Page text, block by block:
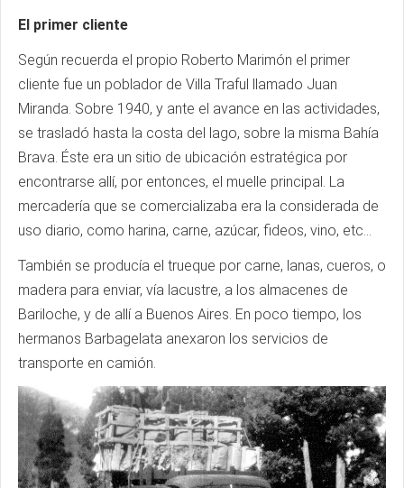
El primer cliente
Según recuerda el propio Roberto Marimón el primer
cliente fue un poblador de Villa Traful llamado Juan
Miranda. Sobre 1940, y ante el avance en las actividades,
se trasladó hasta la costa del lago, sobre la misma Bahía
Brava. Éste era un sitio de ubicación estratégica por
encontrarse allí, por entonces, el muelle principal. La
mercadería que se comercializaba era la considerada de
uso diario, como harina, carne, azúcar, fideos, vino, etc...
También se producía el trueque por carne, lanas, cueros, o
madera para enviar, vía lacustre, a los almacenes de
Bariloche, y de allí a Buenos Aires. En poco tiempo, los
hermanos Barbagelata anexaron los servicios de
transporte en camión.